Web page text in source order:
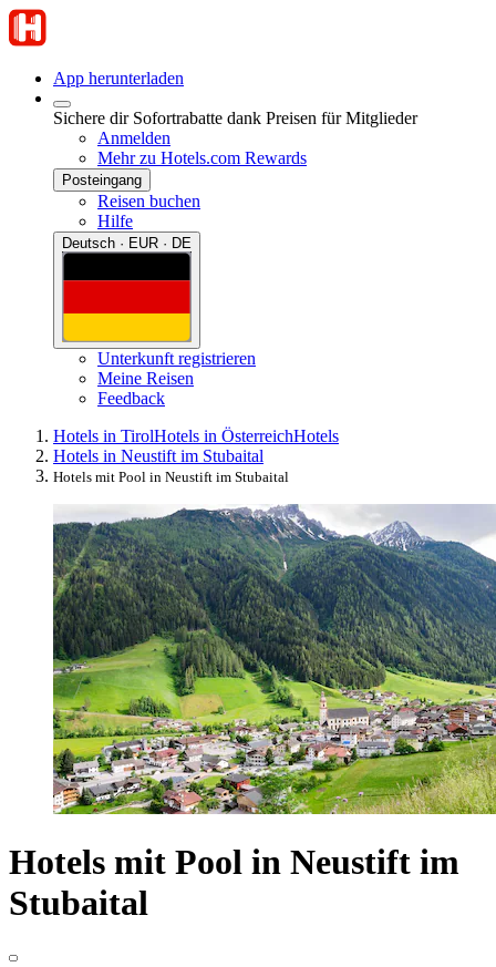
App herunterladen
Sichere dir Sofortrabatte dank Preisen für Mitglieder
Anmelden
Mehr zu Hotels.com Rewards
Posteingang
Reisen buchen
Hilfe
Deutsch · EUR · DE
Unterkunft registrieren
Meine Reisen
Feedback
Hotels in TirolHotels in ÖsterreichHotels
Hotels in Neustift im Stubaital
Hotels mit Pool in Neustift im Stubaital
Hotels mit Pool in Neustift im
Stubaital